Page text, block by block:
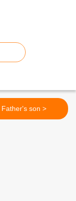
My Father's son >